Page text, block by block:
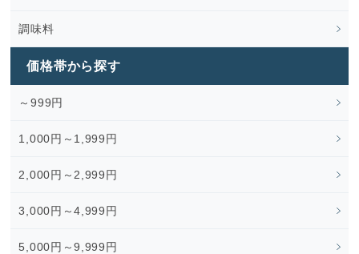
調味料
価格帯から探す
～999円
1,000円～1,999円
2,000円～2,999円
3,000円～4,999円
5,000円～9,999円